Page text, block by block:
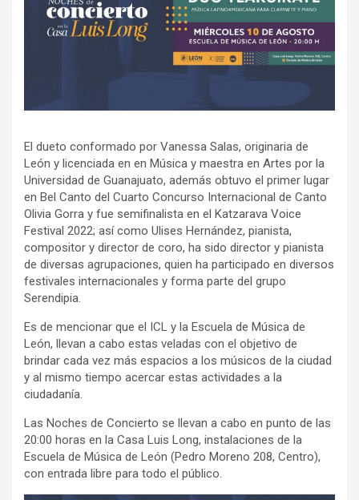
El dueto conformado por Vanessa Salas, originaria de
León y licenciada en en Música y maestra en Artes por la
Universidad de Guanajuato, además obtuvo el primer lugar
en Bel Canto del Cuarto Concurso Internacional de Canto
Olivia Gorra y fue semifinalista en el Katzarava Voice
Festival 2022; así como Ulises Hernández, pianista,
compositor y director de coro, ha sido director y pianista
de diversas agrupaciones, quien ha participado en diversos
festivales internacionales y forma parte del grupo
Serendipia.
Es de mencionar que el ICL y la Escuela de Música de
León, llevan a cabo estas veladas con el objetivo de
brindar cada vez más espacios a los músicos de la ciudad
y al mismo tiempo acercar estas actividades a la
ciudadanía.
Las Noches de Concierto se llevan a cabo en punto de las
20:00 horas en la Casa Luis Long, instalaciones de la
Escuela de Música de León (Pedro Moreno 208, Centro),
con entrada libre para todo el público.